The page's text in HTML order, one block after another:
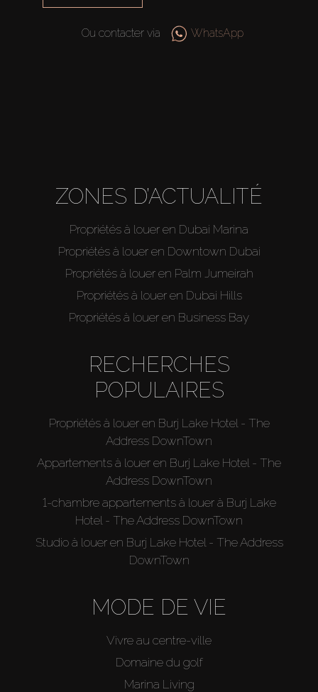
Ou contacter via WhatsApp
ZONES D’ACTUALITÉ
Propriétés à louer en Dubai Marina
Propriétés à louer en Downtown Dubai
Propriétés à louer en Palm Jumeirah
Propriétés à louer en Dubai Hills
Propriétés à louer en Business Bay
RECHERCHES
POPULAIRES
Propriétés à louer en Burj Lake Hotel - The
Address DownTown
Appartements à louer en Burj Lake Hotel - The
Address DownTown
1-chambre appartements à louer à Burj Lake
Hotel - The Address DownTown
Studio à louer en Burj Lake Hotel - The Address
DownTown
MODE DE VIE
Vivre au centre-ville
Domaine du golf
Marina Living